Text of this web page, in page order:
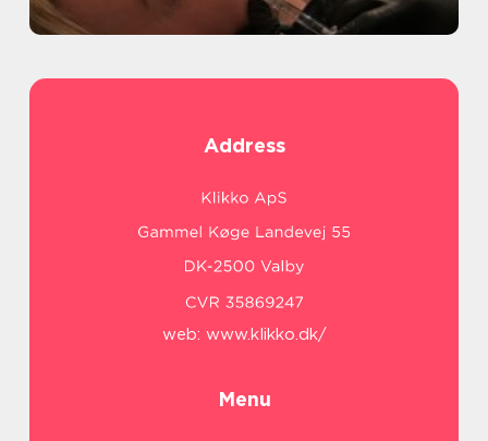
Address
web: www.klikko.dk/
Menu